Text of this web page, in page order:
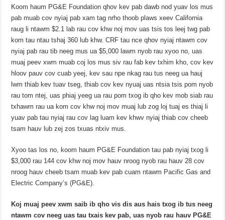
Koom haum PG&E Foundation qhov kev pab dawb nod yuav los mus
pab muab cov nyiaj pab xam tag nrho thoob plaws xeev California
raug li ntawm $2.1 lab rau cov khw noj mov uas tsis tos leej twg pab
kom tau ntau tshaj 360 lub khw. CRF tau nce qhov nyiaj ntawm cov
nyiaj pab rau tib neeg mus ua $5,000 lawm nyob rau xyoo no, uas
muaj peev xwm muab coj los mus siv rau fab kev txhim kho, cov kev
hloov pauv cov cuab yeej, kev sau npe nkag rau tus neeg ua hauj
lwm thiab kev tuav tseg, thiab cov kev nyuaj uas ntsia tsis pom nyob
rau tom ntej, uas phiaj yeeg ua rau pom txog ib qho kev mob siab rau
txhawm rau ua kom cov khw noj mov muaj lub zog loj tuaj es thiaj li
yuav pab tau nyiaj rau cov lag luam kev khwv nyiaj thiab cov cheeb
tsam hauv lub zej zos txuas ntxiv mus.
Xyoo tas los no, koom haum PG&E Foundation tau pab nyiaj txog li
$3,000 rau 144 cov khw noj mov hauv nroog nyob rau hauv 28 cov
nroog hauv cheeb tsam muab kev pab cuam ntawm Pacific Gas and
Electric Company’s (PG&E).
Koj muaj peev xwm saib ib qho vis dis aus hais txog ib tus neeg
ntawm cov neeg uas tau txais kev pab, uas nyob rau hauv PG&E